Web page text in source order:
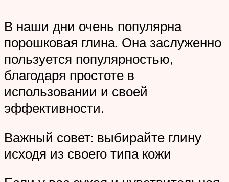
В наши дни очень популярна
порошковая глина. Она заслуженно
пользуется популярностью,
благодаря простоте в
использовании и своей
эффективности.
Важный совет: выбирайте глину
исходя из своего типа кожи